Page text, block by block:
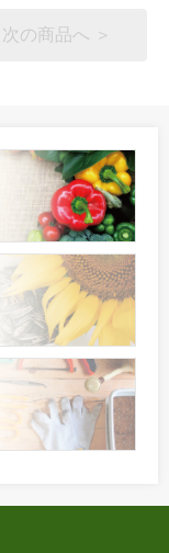
次の商品へ ＞